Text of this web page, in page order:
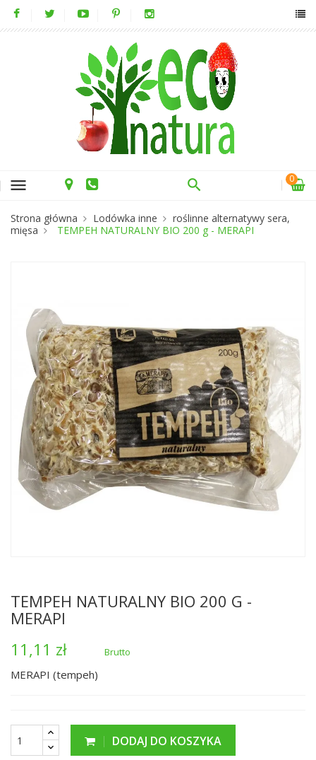
menu 0
Strona główna Lodówka inne
roślinne alternatywy sera,
mięsa
TEMPEH NATURALNY BIO 200 g - MERAPI
TEMPEH NATURALNY BIO 200 G -
MERAPI
11,11 zł
Brutto
MERAPI (tempeh)
DODAJ DO KOSZYKA